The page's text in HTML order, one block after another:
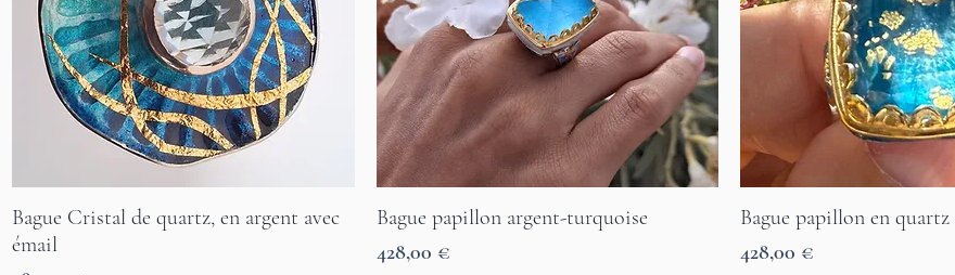
Aperçu rapide
Bague Cristal de quartz, en argent avec
émail
Aperçu rapide
Bague papillon argent-turquoise
Prix
428,00 €
Aperçu rapide
Bague papillon en quartz
Prix
428,00 €